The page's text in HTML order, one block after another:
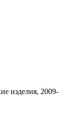
изделия, 2009-